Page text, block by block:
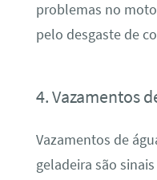
problemas no
pelo desgaste de
4. Vazamentos
Vazamentos de
geladeira são